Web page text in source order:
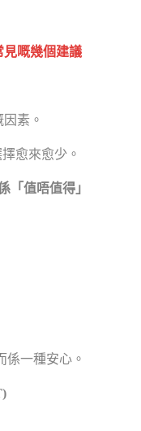
見嘅幾個建議
素。
愈來愈少。
「值唔值得」
係一種安心。